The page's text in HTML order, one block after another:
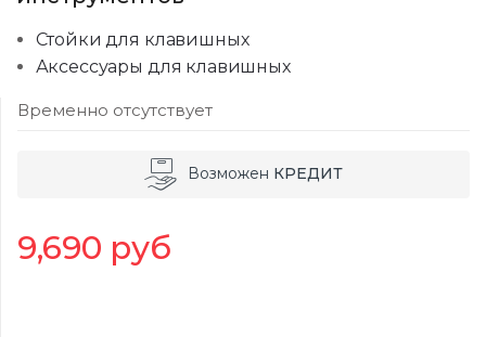
Стойки для клавишных
Аксессуары для клавишных
Временно отсутствует
Возможен КРЕДИТ
9,690 руб